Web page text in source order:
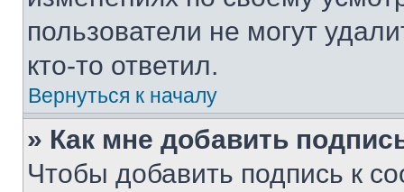
пользователи не могут
кто-то ответил.
Вернуться к началу
» Как мне добавить
Чтобы добавить подпись к